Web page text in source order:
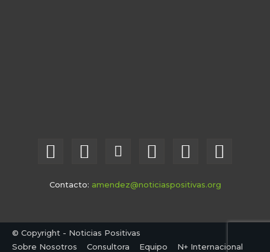
Contacto: amendez@noticiaspositivas.org
© Copyright - Noticias Positivas
Sobre Nosotros
Consultora Equipo
N+ Internacional